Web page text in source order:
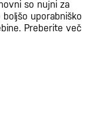
so nujni za
uporabniško
Preberite več